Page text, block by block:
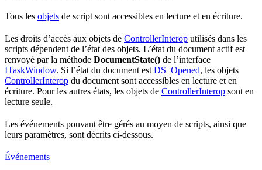
Tous les objets de script sont accessibles en lecture et en écriture.
Les droits d’accès aux objets de ControllerInterop utilisés dans les
scripts dépendent de l’état des objets. L’état du document actif est
renvoyé par la méthode DocumentState() de l’interface
ITaskWindow. Si l’état du document est DS_Opened, les objets
ControllerInterop du document sont accessibles en lecture et en
écriture. Pour les autres états, les objets de ControllerInterop sont en
lecture seule.
Les événements pouvant être gérés au moyen de scripts, ainsi que
leurs paramètres, sont décrits ci-dessous.
Événements